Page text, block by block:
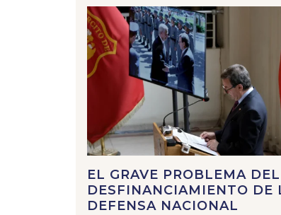
EL GRAVE PROBLEMA DEL
DESFINANCIAMIENTO DE
DEFENSA NACIONAL